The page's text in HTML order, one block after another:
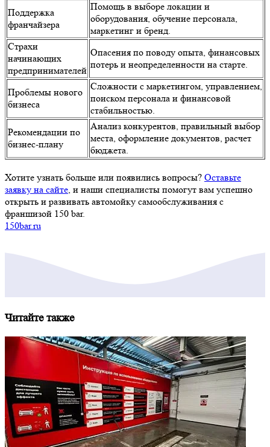
Поддержка
франчайзера
Помощь в выборе локации и
оборудования, обучение персонала,
маркетинг и бренд.
Страхи
начинающих
предпринимателей
Опасения по поводу опыта, финансовых
потерь и неопределенности на старте.
Проблемы нового
бизнеса
Сложности с маркетингом, управлением,
поиском персонала и финансовой
стабильностью.
Рекомендации по
бизнес-плану
Анализ конкурентов, правильный выбор
места, оформление документов, расчет
бюджета.
Хотите узнать больше или появились вопросы? Оставьте
заявку на сайте, и наши специалисты помогут вам успешно
открыть и развивать автомойку самообслуживания с
франшизой 150 bar.
150bar.ru
Читайте также